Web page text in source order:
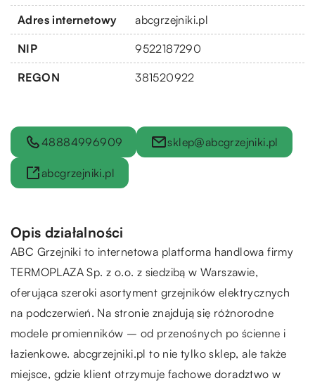
Adres internetowy abcgrzejniki.pl
NIP 9522187290
REGON 381520922
48884996909 sklep@abcgrzejniki.pl
abcgrzejniki.pl
Opis działalności
ABC Grzejniki to internetowa platforma handlowa firmy
TERMOPLAZA Sp. z o.o. z siedzibą w Warszawie,
oferująca szeroki asortyment grzejników elektrycznych
na podczerwień. Na stronie znajdują się różnorodne
modele promienników – od przenośnych po ścienne i
łazienkowe. abcgrzejniki.pl to nie tylko sklep, ale także
miejsce, gdzie klient otrzymuje fachowe doradztwo w